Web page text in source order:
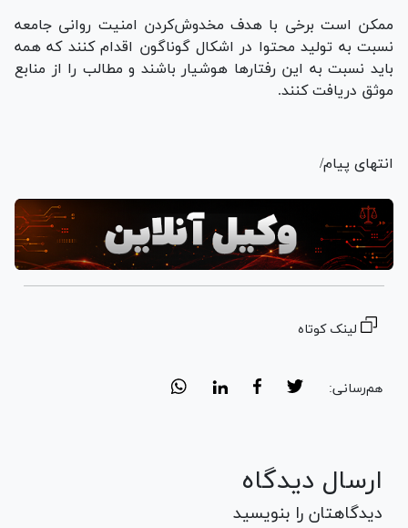
ممکن است برخی با هدف مخدوش‌کردن امنیت روانی جامعه
نسبت به تولید محتوا در اشکال گوناگون اقدام کنند که همه
باید نسبت به این رفتار‌ها هوشیار باشند و مطالب را از منابع
موثق دریافت کنند.
انتهای پیام/
لینک کوتاه
هم‌رسانی:
ارسال دیدگاه
دیدگاهتان را بنویسید